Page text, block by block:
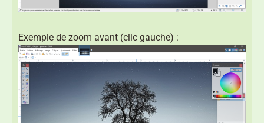
Exemple de zoom avant (clic gauche) :